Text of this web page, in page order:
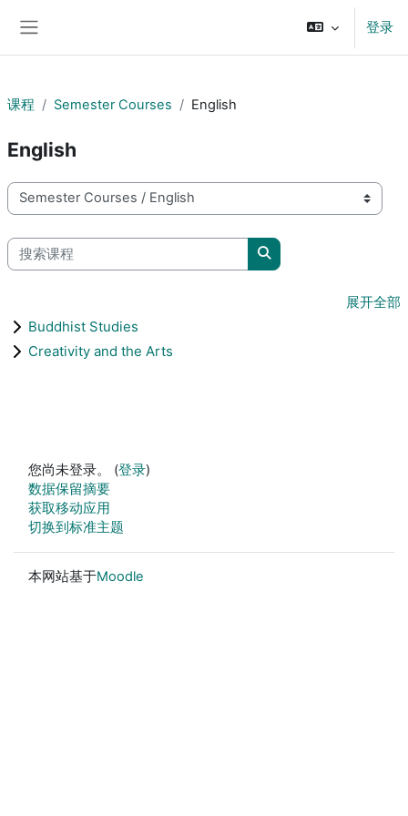
登录
课程 Semester Courses English
English
课程类别
搜索课程
搜索课程
展开全部
Buddhist Studies
Creativity and the Arts
您尚未登录。 (登录)
‎数据保留摘要‎
获取移动应用
切换到标准主题
本网站基于Moodle